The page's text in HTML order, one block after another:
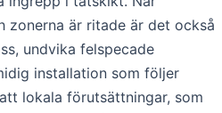
zonerna är ritade är det också
undvika felspecade
installation som följer
lokala förutsättningar, som